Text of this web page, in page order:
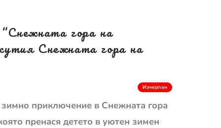
гора на
Снежната гора на
Изчерпан
приключение в Снежната гора
пренася детето в уютен зимен